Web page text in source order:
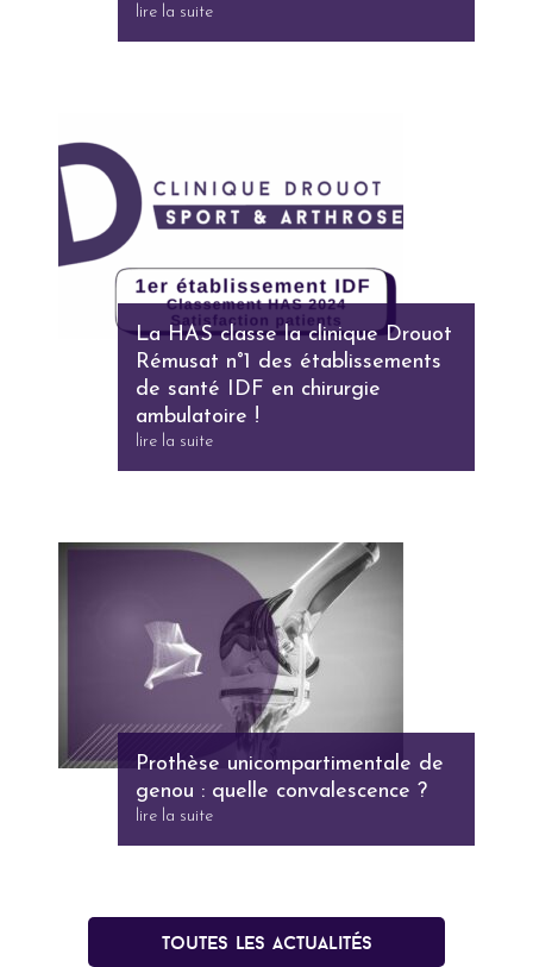
lire la suite
La HAS classe la clinique Drouot
Rémusat n°1 des établissements
de santé IDF en chirurgie
ambulatoire !
lire la suite
Prothèse unicompartimentale de
genou : quelle convalescence ?
lire la suite
Toutes les actualités